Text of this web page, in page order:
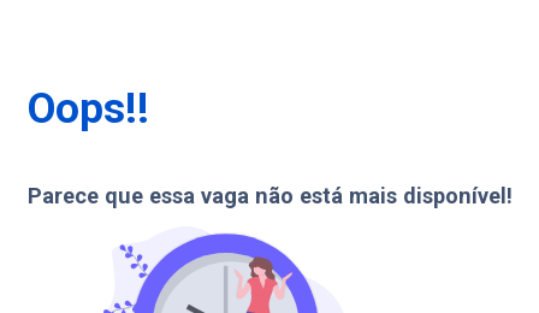
Oops!!
Parece que essa vaga não está mais disponível!